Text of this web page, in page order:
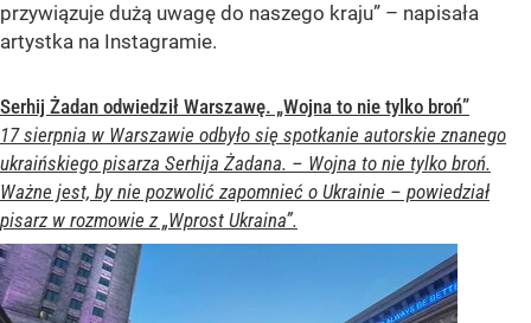
przywiązuje dużą uwagę do naszego kraju” – napisała
artystka na Instagramie.
Serhij Żadan odwiedził Warszawę. „Wojna to nie tylko broń”
17 sierpnia w Warszawie odbyło się spotkanie autorskie znanego
ukraińskiego pisarza Serhija Żadana. – Wojna to nie tylko broń.
Ważne jest, by nie pozwolić zapomnieć o Ukrainie – powiedział
pisarz w rozmowie z „Wprost Ukraina”.